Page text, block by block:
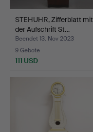
STEHUHR, Zifferblatt mit
der Aufschrift St…
Beendet 13. Nov 2023
9 Gebote
111 USD